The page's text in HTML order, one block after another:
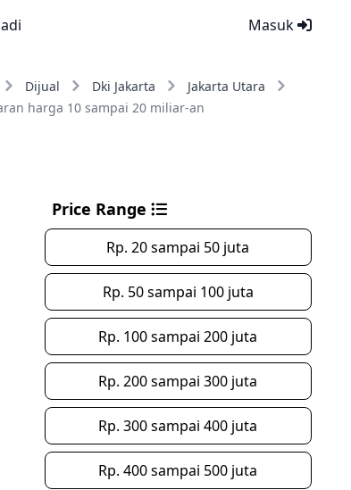
Masuk
Dijual Dki Jakarta
Jakarta Utara
harga 10 sampai 20 miliar-an
Price Range
Rp. 20 sampai 50 juta
Rp. 50 sampai 100 juta
Rp. 100 sampai 200 juta
Rp. 200 sampai 300 juta
Rp. 300 sampai 400 juta
Rp. 400 sampai 500 juta